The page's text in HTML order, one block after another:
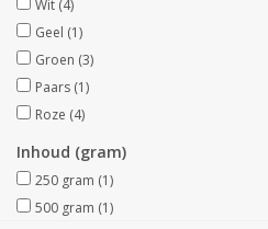
Thema's
Collecties
Wit (4)
Geel (1)
Groen (3)
Paars (1)
Roze (4)
Inhoud (gram)
250 gram (1)
500 gram (1)